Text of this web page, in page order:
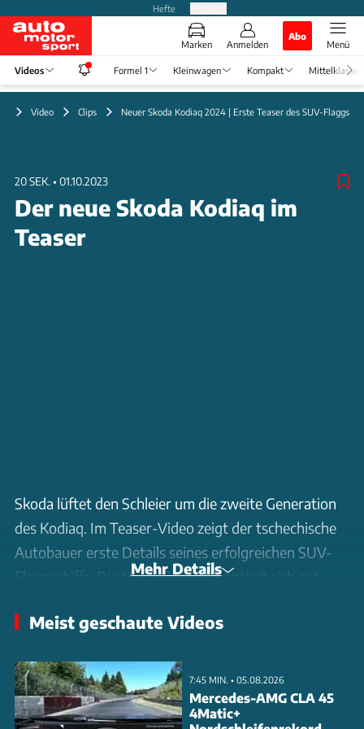
Hefte
Marken Anmelden
Abo
Menü
Videos Formel 1 Kleinwagen Kompakt Mittelklasse
Video Clips Neuer Skoda Kodiaq 2024 | Erste Teaser des SUV-
20 SEK. • 01.10.2023
Der neue Skoda Kodiaq im
Teaser
Skoda lüftet den Schleier um die zweite Generation
des Kodiaq. Im Teaser-Video zeigt der tschechische
Autobauer erste Details seines erfolgreichen SUV-
Flaggschiffs. Die Neuauflage präsentiert sich mit
Hexagonal-Grill und schmalen LED-Scheinwerfern
bleibt aber dem charakteristischen Kodiaq-Design
treu.
Mehr Details
Meist geschaute Videos
7:45 MIN. • 05.08.2026
Mercedes-AMG CLA 45
4Matic+